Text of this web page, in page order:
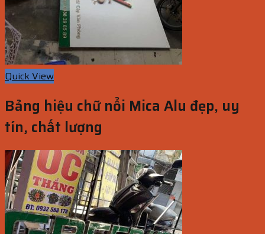
Quick View
Bảng hiệu chữ nổi Mica Alu đẹp, uy
tín, chất lượng